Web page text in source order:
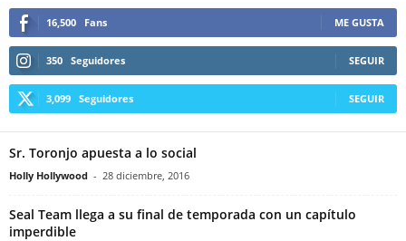
16,500 Fans ME GUSTA
350 Seguidores SEGUIR
3,099 Seguidores SEGUIR
Sr. Toronjo apuesta a lo social
Holly Hollywood - 28 diciembre, 2016
Seal Team llega a su final de temporada con un capítulo
imperdible